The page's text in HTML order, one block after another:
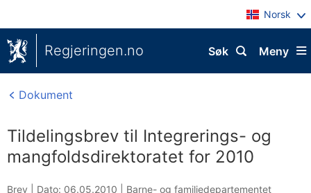
Norsk
Regjeringen.no Meny
Søk
Dokument
Tildelingsbrev til Integrerings- og
mangfoldsdirektoratet for 2010
Brev | Dato: 06.05.2010 Barne- og familiedepartementet